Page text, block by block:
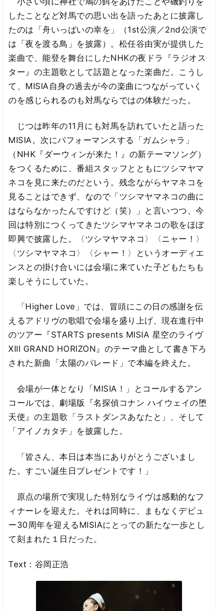
したことなど対馬での思い出を語ったあとに披露し
たのは「舟いっぱいの幸を」（1st公演／2nd公演で
は「夜を渡る鳥」を披露）。松任谷由実が提供した
楽曲で、能登を舞台にしたNHKの夜ドラ『ラジオス
ター』の主題歌として話題となった楽曲だ。こうし
て、MISIA自身の過去が今の楽曲につながっていく
のを感じられるのも対馬ならではの体験だった。
じつは昨年の11月にも対馬を訪れていたと語った
MISIA。次にパフォーマンスする「ガムシャラ」
（NHK『ダーウィンが来た！』の新テーマソング）
をつくるために、番組スタッフとともにツシマヤマ
ネコを見に来たのだという。残念ながらヤマネコを
見ることはできず、なので「ツシマヤマネコの曲に
はならなかったんですけど（笑）」と言いつつ、今
回は特別につくってきたツシマヤマネコの歌をほぼ
即興で披露した。〈ツシマヤマネコ〉〈ニャー！〉
〈ツシマヤマネコ〉〈シャー！〉というオーディエ
ンスとの掛け合いには会場に来ていた子どもたちも
楽しそうにしていた。
「Higher Love」では、冒頭にこの日の感謝を伝
えるアドリヴの歌唱で会場を盛り上げ、現在進行中
のツアー『STARTS presents MISIA 星空のライヴ
XIII GRAND HORIZON』のテーマ曲として書き下ろ
された新曲「太陽のパレード」で本編を終えた。
会場が一体となり「MISIA！」とコールするアン
コールでは、劇場版『名探偵コナン ハイウェイの堕
天使』の主題歌「ラストダンスあなたと」、そして
「アイノカタチ」を披露した。
「皆さん、本日は本当にありがとうございまし
た。すごい誕生日プレゼントです！」
原点の場所で実現した特別なライヴは感動的なフ
ィナーレを迎えた。それは同時に、まもなくデビュ
ー30周年を迎えるMISIAにとっての新たな一歩とし
て刻まれた１日だった。
Text：谷岡正浩